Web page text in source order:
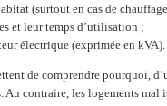
(surtout en cas de
et leur temps d’utilisation ;
électrique (exprimée en kVA).
de comprendre pourquoi,
Au contraire, les logements